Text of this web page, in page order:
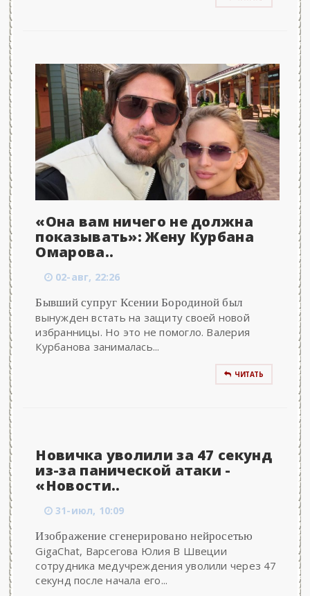
«Она вам ничего не должна
показывать»: Жену Курбана
Омарова..
02-авг, 22:26
Бывший супруг Ксении Бородиной был
вынужден встать на защиту своей новой
избранницы. Но это не помогло. Валерия
Курбанова занималась...
ЧИТАТЬ
Новичка уволили за 47 секунд
из-за панической атаки -
«Новости..
31-июл, 10:09
Изображение сгенерировано нейросетью
GigaChat, Варсегова Юлия В Швеции
сотрудника медучреждения уволили через 47
секунд после начала его...